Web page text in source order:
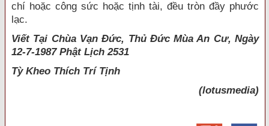
chí hoặc công sức hoặc tịnh tài, đều tròn đầy phước
lạc.
Viết Tại Chùa Vạn Đức, Thủ Đức Mùa An Cư, Ngày
12-7-1987 Phật Lịch 2531
Tỳ Kheo Thích Trí Tịnh
(lotusmedia)